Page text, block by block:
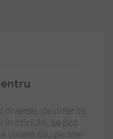
diverse, de diferite
în sticluțe, se pot
veselă sau pe alte